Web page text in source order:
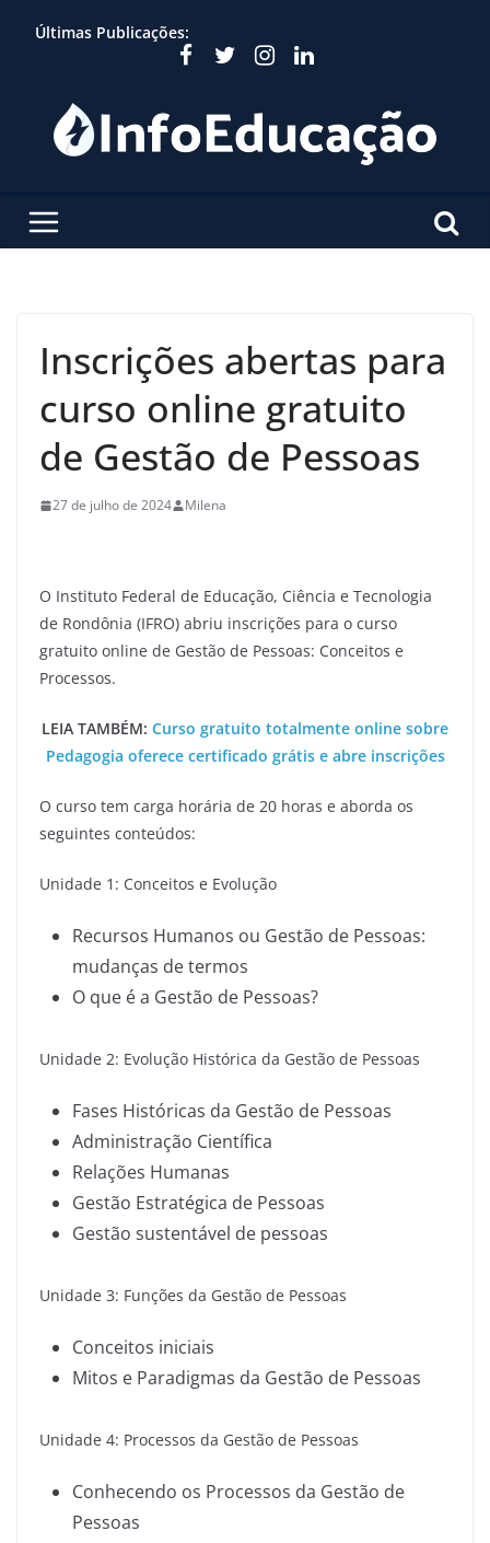
Últimas Publicações:
Inscrições abertas para
curso online gratuito
de Gestão de Pessoas
27 de julho de 2024 Milena
O Instituto Federal de Educação, Ciência e Tecnologia
de Rondônia (IFRO) abriu inscrições para o curso
gratuito online de Gestão de Pessoas: Conceitos e
Processos.
LEIA TAMBÉM: Curso gratuito totalmente online sobre
Pedagogia oferece certificado grátis e abre inscrições
O curso tem carga horária de 20 horas e aborda os
seguintes conteúdos:
Unidade 1: Conceitos e Evolução
Recursos Humanos ou Gestão de Pessoas:
mudanças de termos
O que é a Gestão de Pessoas?
Unidade 2: Evolução Histórica da Gestão de Pessoas
Fases Históricas da Gestão de Pessoas
Administração Científica
Relações Humanas
Gestão Estratégica de Pessoas
Gestão sustentável de pessoas
Unidade 3: Funções da Gestão de Pessoas
Conceitos iniciais
Mitos e Paradigmas da Gestão de Pessoas
Unidade 4: Processos da Gestão de Pessoas
Conhecendo os Processos da Gestão de
Pessoas